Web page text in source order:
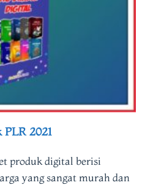
2021
produk digital berisi
yang sangat murah dan